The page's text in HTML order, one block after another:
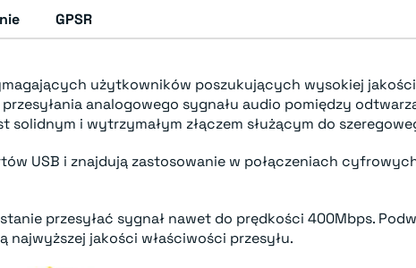
GPSR
użytkowników poszukujących wysokiej
analogowego sygnału audio pomiędzy
solidnym i wytrzymałym złączem służącym do
USB i znajdują zastosowanie w połączeniach
przesyłać sygnał nawet do prędkości 400Mbps.
najwyższej jakości właściwości przesyłu.